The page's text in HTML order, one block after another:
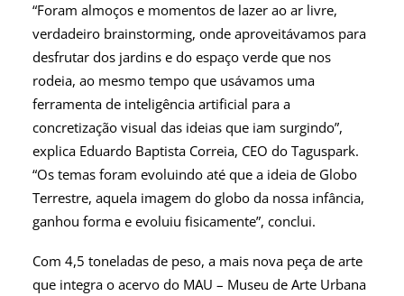
“Foram almoços e momentos de lazer ao ar livre,
verdadeiro brainstorming, onde aproveitávamos para
desfrutar dos jardins e do espaço verde que nos
rodeia, ao mesmo tempo que usávamos uma
ferramenta de inteligência artificial para a
concretização visual das ideias que iam surgindo”,
explica Eduardo Baptista Correia, CEO do Taguspark.
“Os temas foram evoluindo até que a ideia de Globo
Terrestre, aquela imagem do globo da nossa infância,
ganhou forma e evoluiu fisicamente”, conclui.
Com 4,5 toneladas de peso, a mais nova peça de arte
que integra o acervo do MAU – Museu de Arte Urbana